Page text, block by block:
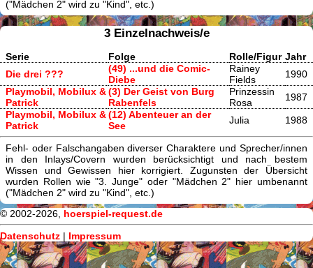
("Mädchen 2" wird zu "Kind", etc.)
3 Einzelnachweis/e
Serie Folge Rolle/Figur Jahr
Die drei ???
(49) ...und die Comic-
Diebe
Rainey
Fields
1990
Playmobil, Mobilux &
Patrick
(3) Der Geist von Burg
Rabenfels
Prinzessin
Rosa
1987
Playmobil, Mobilux &
Patrick
(12) Abenteuer an der
See
Julia 1988
Fehl- oder Falschangaben diverser Charaktere und Sprecher/innen
in den Inlays/Covern wurden berücksichtigt und nach bestem
Wissen und Gewissen hier korrigiert. Zugunsten der Übersicht
wurden Rollen wie "3. Junge" oder "Mädchen 2" hier umbenannt
("Mädchen 2" wird zu "Kind", etc.)
© 2002-2026, hoerspiel-request.de
Datenschutz | Impressum